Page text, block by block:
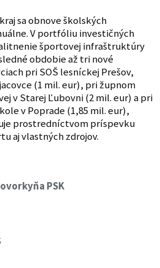
sa obnove školských
V portfóliu investičných
športovej infraštruktúry
obdobie až tri nové
pri SOŠ lesníckej Prešov,
(1 mil. eur), pri župnom
v Starej Ľubovni (2 mil. eur) a pri
v Poprade (1,85 mil. eur),
prostredníctvom príspevku
aj vlastných zdrojov.
PSK